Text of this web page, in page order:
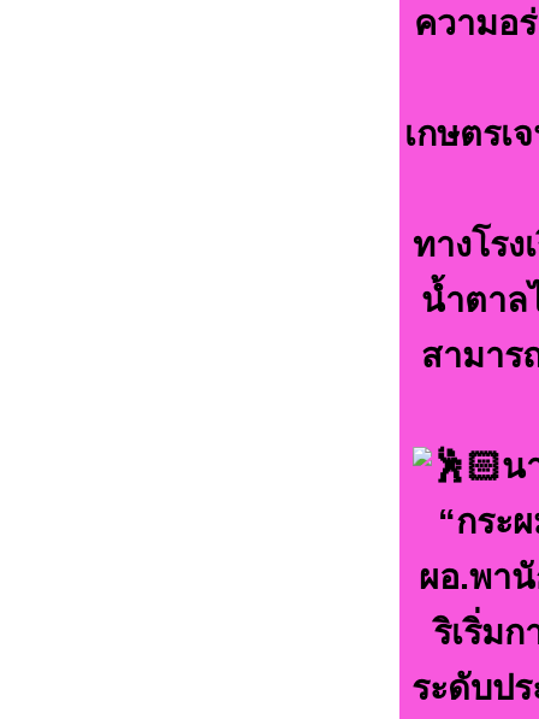
ความอ
เกษตรเ
ทางโร
น้ำตาล
สามาร
น
“กระ
ผอ.พา
ริเริ่ม
ระดับป